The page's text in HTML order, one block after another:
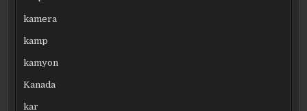
kamera
kamp
kamyon
Kanada
kar